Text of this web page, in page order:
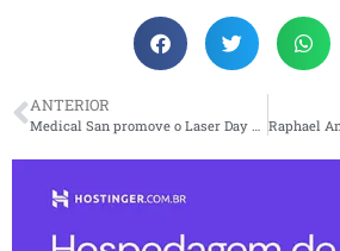
ANTERIOR